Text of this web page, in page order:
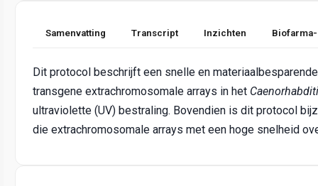
Samenvatting Transcript Inzichten
Dit protocol beschrijft een snelle en
transgene extrachromosomale arrays in het
ultraviolette (UV) bestraling. Bovendien is dit protocol
die extrachromosomale arrays met een hoge snelheid